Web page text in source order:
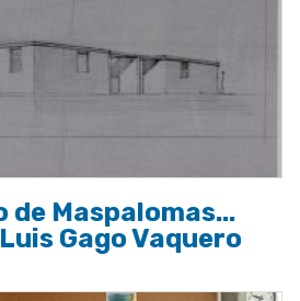
de Maspalomas...
Gago Vaquero